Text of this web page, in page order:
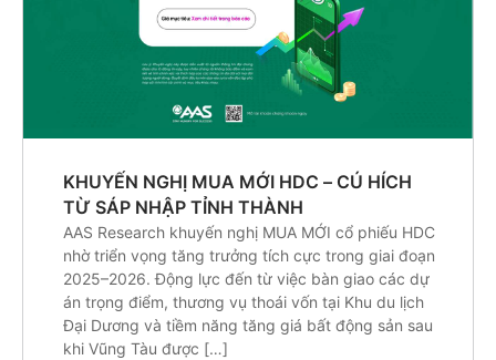
KHUYẾN NGHỊ MUA MỚI HDC – CÚ HÍCH
TỪ SÁP NHẬP TỈNH THÀNH
AAS Research khuyến nghị MUA MỚI cổ phiếu HDC
nhờ triển vọng tăng trưởng tích cực trong giai đoạn
2025–2026. Động lực đến từ việc bàn giao các dự
án trọng điểm, thương vụ thoái vốn tại Khu du lịch
Đại Dương và tiềm năng tăng giá bất động sản sau
khi Vũng Tàu được […]